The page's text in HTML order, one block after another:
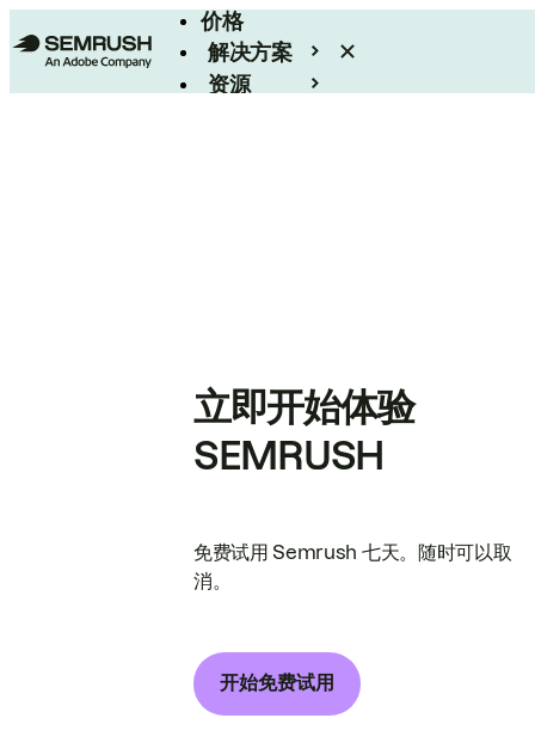
价格
解决方案
资源
立即开始体验
SEMRUSH
免费试用 Semrush 七天。随时可以取
消。
开始免费试用